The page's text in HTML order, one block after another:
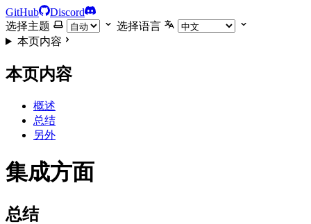
GitHub
Discord
选择主题
选择语言
本页内容
本页内容
概述
总结
另外
集成方面
总结